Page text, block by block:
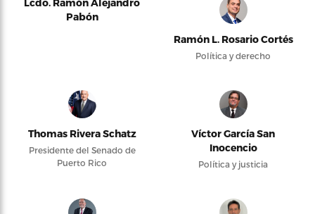
Pabón
Ramón L. Rosario Cortés
Política y derecho
Thomas Rivera Schatz
Presidente del Senado de
Puerto Rico
Víctor García San
Inocencio
Política y justicia